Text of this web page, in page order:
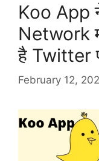
Koo App
Network
है Twitter
February 12,